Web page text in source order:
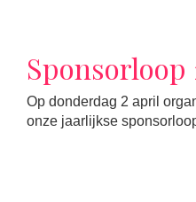
Sponsorloop
Op donderdag 2 april
onze jaarlijkse